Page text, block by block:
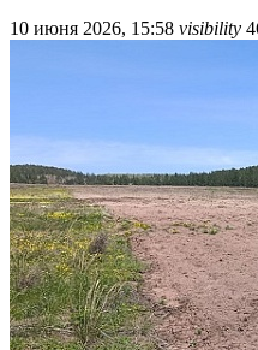
10 июня 2026, 15:58 visibility